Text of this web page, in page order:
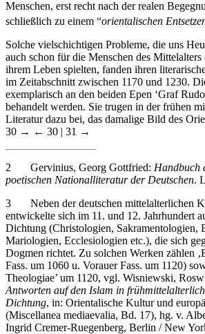
schließlich zu einem “orientalischen
auch schon für die Menschen des Mittelalters
ihrem Leben spielten, fanden ihren
im Zeitabschnitt zwischen 1170 und 1230.
exemplarisch an den beiden Epen ‘Graf
behandelt werden. Sie trugen in der frühen
Literatur dazu bei, das damalige Bild des
30 → ← 30 | 31 →
poetischen Nationalliteratur der Deutschen.
entwickelte sich im 11. und 12. Jahrhundert
Dichtung (Christologien, Sakramentologien,
Mariologien, Ecclesiologien etc.), die sich
Dogmen richtet. Zu solchen Werken zählen
Fass. um 1060 u. Vorauer Fass. um 1120)
Theologiae’ um 1120, vgl. Wisniewski,
Antworten auf den Islam in
Dichtung, in: Orientalische Kultur und
(Miscellanea mediaevalia, Bd. 17), hg. v.
Ingrid Cremer-Ruegenberg, Berlin / New
hier S. 103.